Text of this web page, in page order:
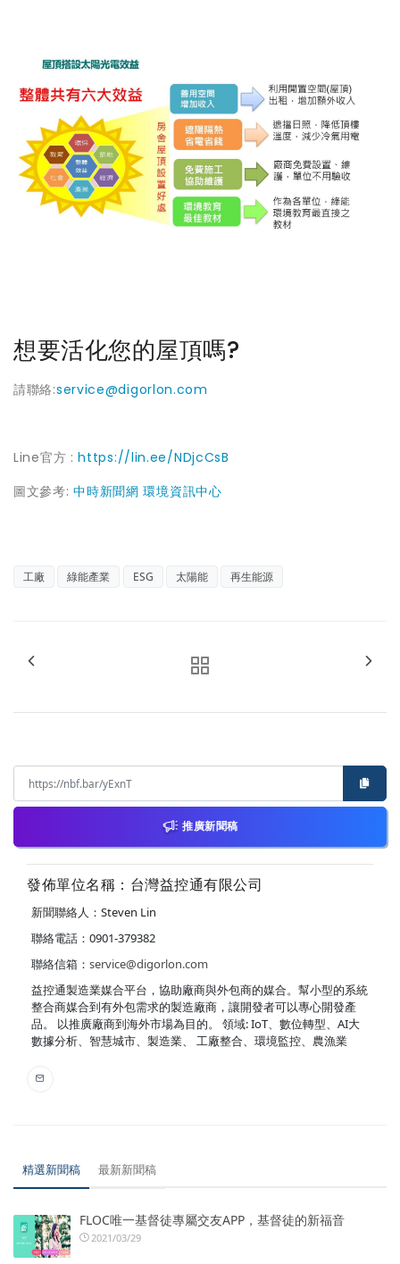
想要活化您的屋頂嗎?
請聯絡:service@digorlon.com
Line官方 :https://lin.ee/NDjcCsB
圖文參考:中時新聞網 環境資訊中心
工廠 綠能產業 ESG 太陽能 再生能源
推廣新聞稿
發佈單位名稱：台灣益控通有限公司
新聞聯絡人：Steven Lin
聯絡電話：0901-379382
聯絡信箱： service@digorlon.com
益控通製造業媒合平台，協助廠商與外包商的媒合。幫小型的系統
整合商媒合到有外包需求的製造廠商，讓開發者可以專心開發產
品。 以推廣廠商到海外市場為目的。 領域: IoT、數位轉型、AI大
數據分析、智慧城市、製造業、 工廠整合、環境監控、農漁業
精選新聞稿 最新新聞稿
FLOC唯一基督徒專屬交友APP，基督徒的新福音
2021/03/29